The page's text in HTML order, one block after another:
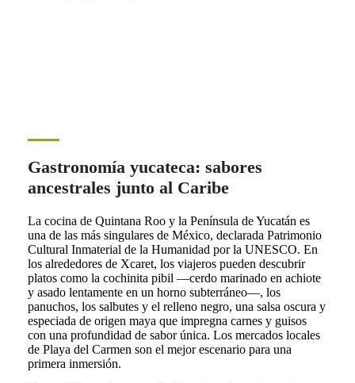
Gastronomía yucateca: sabores
ancestrales junto al Caribe
La cocina de Quintana Roo y la Península de Yucatán es
una de las más singulares de México, declarada Patrimonio
Cultural Inmaterial de la Humanidad por la UNESCO. En
los alrededores de Xcaret, los viajeros pueden descubrir
platos como la cochinita pibil —cerdo marinado en achiote
y asado lentamente en un horno subterráneo—, los
panuchos, los salbutes y el relleno negro, una salsa oscura y
especiada de origen maya que impregna carnes y guisos
con una profundidad de sabor única. Los mercados locales
de Playa del Carmen son el mejor escenario para una
primera inmersión.